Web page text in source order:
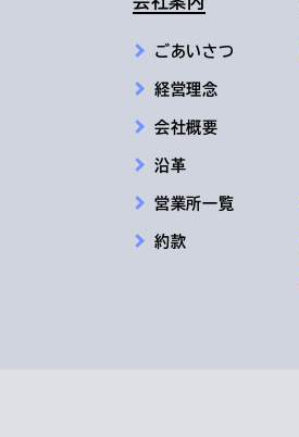
ごあいさつ
経営理念
会社概要
沿革
営業所一覧
約款